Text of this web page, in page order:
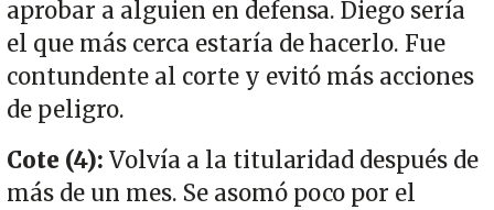
aprobar a alguien en defensa. Diego sería
el que más cerca estaría de hacerlo. Fue
contundente al corte y evitó más acciones
de peligro.
Cote (4): Volvía a la titularidad después de
más de un mes. Se asomó poco por el